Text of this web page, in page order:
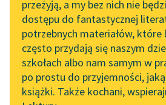
online z tłumaczkami
literatury skandynawskiej
Spotkanie z Katarzyną
Tunkiel w Oslo
102. lata temu zmarł
Joseph Conrad
API
przeżyją, a my bez nich nie
dostępu do fantastycznej
potrzebnych materiałów, które
często przydają się naszym
szkołach albo nam samym w
po prostu do przyjemności,
książki. Także kochani,
mur
— O